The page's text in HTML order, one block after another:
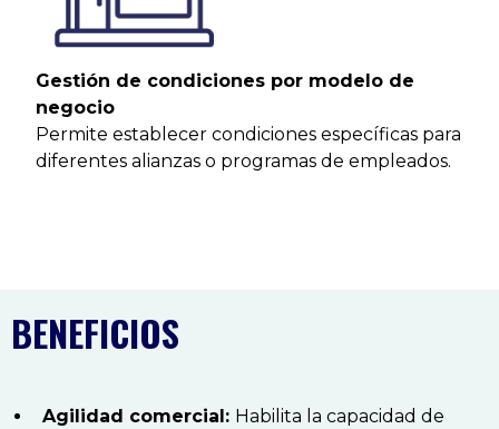
Gestión de condiciones por modelo de
negocio
Permite establecer condiciones específicas para
diferentes alianzas o programas de empleados.
BENEFICIOS
Agilidad comercial: Habilita la capacidad de